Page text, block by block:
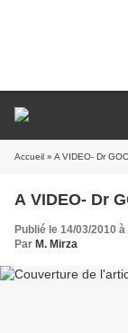
Accueil » A VIDEO- Dr
A VIDEO- Dr
Publié le 14/03/2010
Par M. Mirza